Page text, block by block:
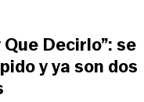
Decirlo”: se
y ya son dos